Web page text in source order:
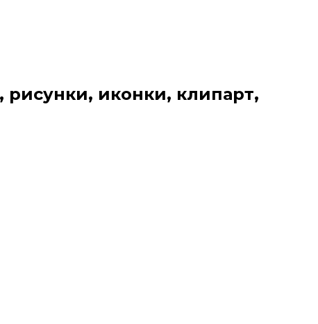
рисунки, иконки, клипарт,